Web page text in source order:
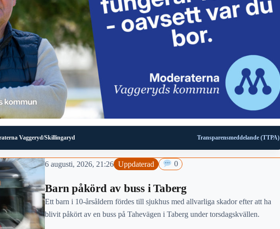
Vaggeryd/Skillingaryd Transparensmeddelande (TTPA)
6 augusti, 2026, 21:26 Uppdaterad 0
Barn påkörd av buss i Taberg
Ett barn i 10-årsåldern fördes till sjukhus med allvarliga skador efter att ha
blivit påkört av en buss på Tahevägen i Taberg under torsdagskvällen.